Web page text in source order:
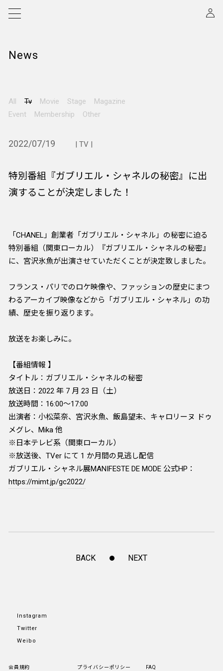
News
All Tv Movie Stage
Magazine
Event
Membership Other
2022/07/19 | TV |
特別番組『ガブリエル・シャネルの秘密』に出
演することが決定しました！
「CHANEL」創業者「ガブリエル・シャネル」の秘密に迫る
特別番組（関東ローカル）『ガブリエル・シャネルの秘密』
に、宮沢氷魚が出演させていただくことが決定致しました。
フランス・パリでのロケ映像や、ファッションの歴史にまつ
わるアーカイブ映像などから「ガブリエル・シャネル」の功
績、歴史を振り返ります。
放送をお楽しみに。
【番組情報 】
タイトル：ガブリエル・シャネルの秘密
放送日：2022 年 7 月 23 日（土）
放送時間：16:00～17:00
出演者：小松菜奈、宮沢氷魚、飯島望未、キャロリーヌ ドゥ
メグレ、Mika 他
※日本テレビ系（関東ローカル）
※放送後、TVer にて 1 か月間の見逃し配信
ガブリエル・シャネル展MANIFESTE DE MODE 公式HP：
https://mimt.jp/gc2022/
BACK NEXT
Instagram
Twitter
Weibo
会員規約 プライバシーポリシー FAQ